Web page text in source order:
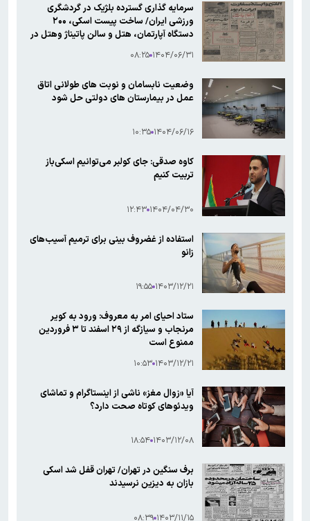
سرمایه گذاری گسترده بلژیک در گردشگری
ورزشی ایران/ ساخت پیست اسکی، ۲۰۰
دستگاه آپارتمان، هتل و سالن پاتیناژ وهتل در
۱۴۰۴/۰۶/۳۱ ۰۸:۲۵
وضعیت نابسامان و نوبت های طولانی اتاق
عمل در بیمارستان های دولتی حل شود
۱۴۰۴/۰۶/۱۶ ۱۰:۳۵
کاوه صدقی: جای کولبر می‌توانیم اسکی‌باز
تربیت کنیم
۱۴۰۴/۰۴/۳۰ ۱۲:۴۳
استفاده از غضروف بینی برای ترمیم آسیب‌های
زانو
۱۴۰۳/۱۲/۲۱ ۱۹:۵۵
ستاد احیای امر به معروف: ورود به کویر
مرنجاب و سیازگه از ۲۹ اسفند تا ۳ فروردین
ممنوع است
۱۴۰۳/۱۲/۲۱ ۱۰:۵۳
آیا «زوال مغز» ناشی از اینستاگرام و تماشای
ویدئوهای کوتاه صحت دارد؟
۱۴۰۳/۱۲/۰۸ ۱۸:۵۴
برف سنگین در تهران/ تهران قفل شد اسکی
بازان به دیزین نرسیدند
۱۴۰۳/۱۱/۱۵ ۰۸:۳۹